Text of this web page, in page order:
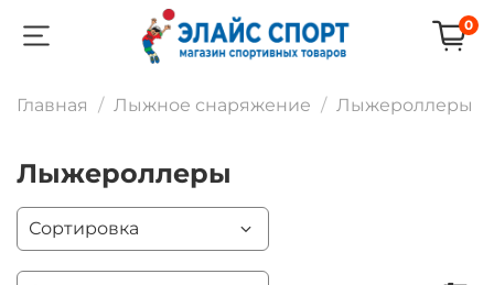
0
Главная Лыжное снаряжение Лыжероллеры
Лыжероллеры